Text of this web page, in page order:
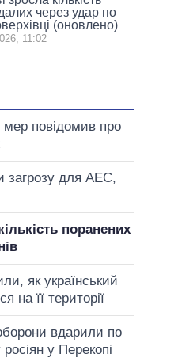
через удар по
(оновлено)
11:02
повідомив про
загрозу для АЕС,
поранених
як український
на її території
вдарили по
у Перекопі